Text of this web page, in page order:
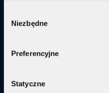
Selection
Niezbędne
Preferencyjne
Statyczne
Internet + telewizja
Internet + plan